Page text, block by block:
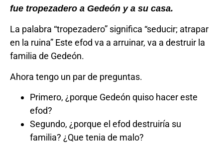
fue tropezadero a Gedeón y a su casa.
La palabra “tropezadero” significa “seducir; atrapar
en la ruina” Este efod va a arruinar, va a destruir la
familia de Gedeón.
Ahora tengo un par de preguntas.
Primero, ¿porque Gedeón quiso hacer este
efod?
Segundo, ¿porque el efod destruiría su
familia? ¿Que tenia de malo?